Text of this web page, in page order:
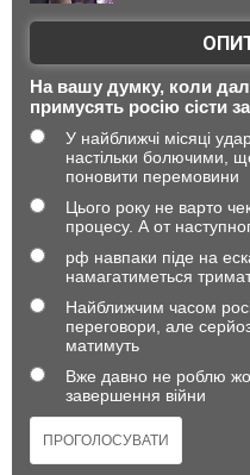
На вашу думку, коли
примусять росію сісти
У найближчі місяці
настільки болючими,
поновити перемовини
Цього року не варто
процесу. А от
рф навпаки піде на
намагатиметься
Найближчим часом
переговори, але
матимуть
Вже давно не роблю
завершення війни